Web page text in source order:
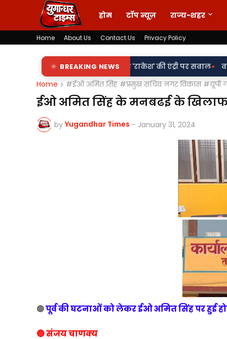
होम टॉप न्यूज़ राज्य-शहर
Home About Us Contact Us Privacy Policy
BREAKING NEWS
पर 'किरन' के साथ 'राकेश' की एंट्री पर सवाल• वर्दी पर दाग!
Home #ईओ अमित सिंह #प्रमुख सचिव नगर विकास #यूपी
ईओ अमित सिंह के मनबढई के खिलाफ
by Yugandhar Times - January 31, 2024
🔴पूर्व की घटनाओं को लेकर ईओ अमित सिंह पर हुई
🔵 संजय चाणक्य